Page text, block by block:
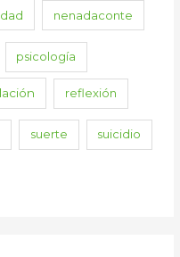
nenadaconte
psicología
reflexión
suerte suicidio